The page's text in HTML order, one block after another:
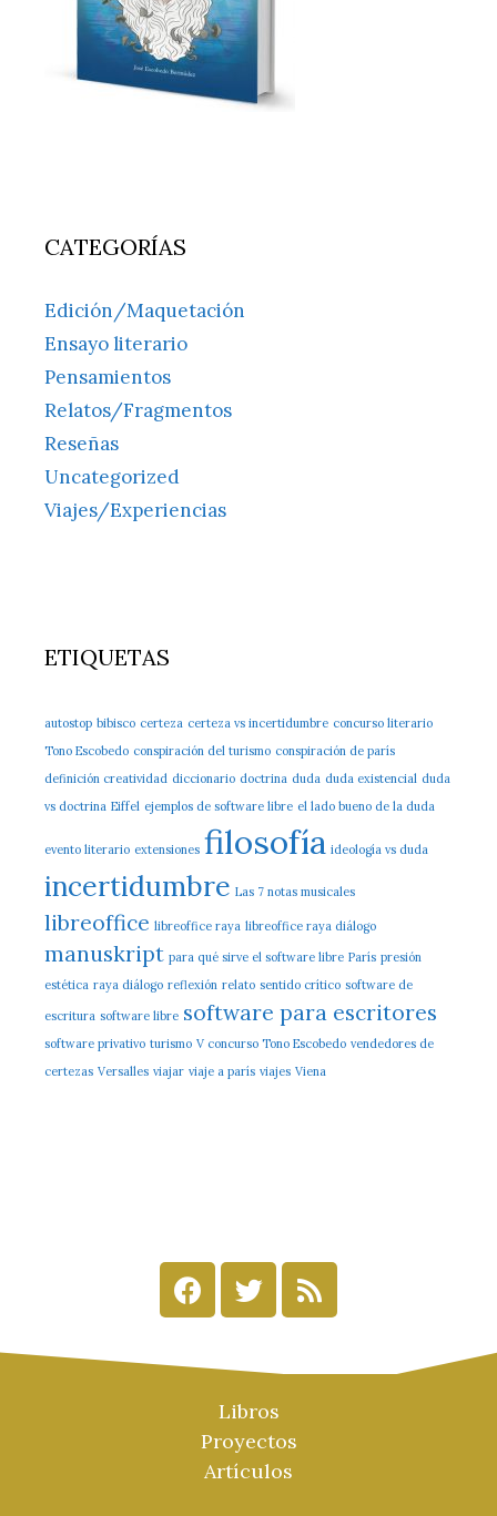
CATEGORÍAS
Edición/Maquetación
Ensayo literario
Pensamientos
Relatos/Fragmentos
Reseñas
Uncategorized
Viajes/Experiencias
ETIQUETAS
autostop bibisco certeza certeza vs incertidumbre concurso literario
Tono Escobedo conspiración del turismo conspiración de parís
definición creatividad diccionario doctrina duda duda existencial duda
vs doctrina Eiffel ejemplos de software libre el lado bueno de la duda
evento literario extensiones filosofía ideología vs duda
incertidumbre Las 7 notas musicales
libreoffice libreoffice raya libreoffice raya diálogo
manuskript para qué sirve el software libre París presión
estética raya diálogo reflexión relato sentido crítico software de
escritura software libre software para escritores
software privativo turismo V concurso Tono Escobedo vendedores de
certezas Versalles viajar viaje a parís viajes Viena
Libros
Proyectos
Artículos